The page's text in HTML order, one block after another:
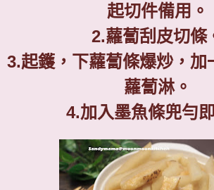
起切件備用。
2.蘿蔔刮皮切條
3.起鑊，下蘿蔔條爆炒，加
蘿蔔淋。
4.加入墨魚條兜勻